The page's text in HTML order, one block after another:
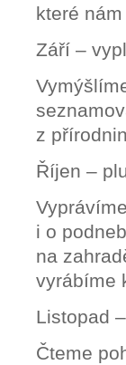
které
Září –
z
Říjen –
i o
na
vyrábíme
Listopad
Čteme